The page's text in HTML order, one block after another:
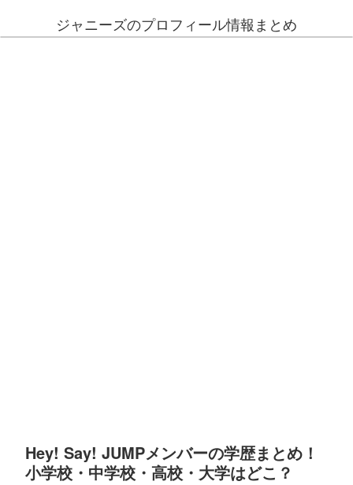
ジャニーズのプロフィール情報まとめ
Hey! Say! JUMPメンバーの学歴まとめ！
小学校・中学校・高校・大学はどこ？